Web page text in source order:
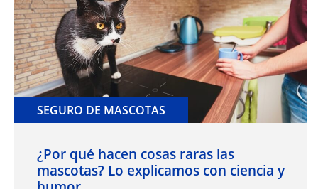
SEGURO DE MASCOTAS
¿Por qué hacen cosas raras las
mascotas? Lo explicamos con ciencia y